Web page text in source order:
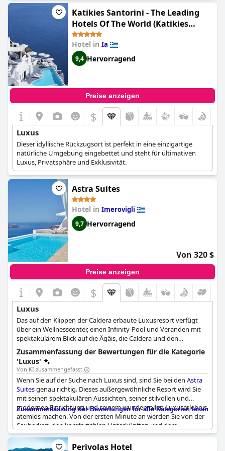
Wellnesseinrichtungen, und viele Villen verfügen über private
Infinity-Pools. Sein Design verbindet nahtlos traditionelle
kykladische Architektur mit zeitgenössischer Eleganz und
natürlichen Materialien.
Katikies Santorini - The Leading
Hotels Of The World (Katikies
Santorini - Pelagos House - The
Leading Hotels Of The World)
Hotel in Ia
9,4 Hervorragend
Preise anzeigen
$
Luxus
Dieser idyllische Rückzugsort ist perfekt in eine einzigartige
natürliche Umgebung eingebettet und steht für ultimativen
Luxus, Privatsphäre und Exklusivität.
Astra Suites
Hotel in Imerovigli
9,7 Hervorragend
Von 320 $
Preise anzeigen
$
Luxus
Das auf den Klippen der Caldera erbaute Luxusresort verfügt
über ein Wellnesscenter, einen Infinity-Pool und Veranden mit
spektakulärem Blick auf die Ägäis, die Caldera und den
Sonnenuntergang.
Zusammenfassung der Bewertungen für die Kategorie
'Luxus'
Von KI zusammengefasst
Wenn Sie auf der Suche nach Luxus sind, sind Sie bei den Astra
Suitesgenau richtig. Dieses außergewöhnliche Resort wird Sie
mit seinen spektakulären Aussichten, seiner stilvollen und
modernen Einrichtung und seinem wundervollen Luxuserlebnis
atemlos machen. Von der ersten Minute an werden Sie von der
Sauberkeit, den komfortablen Unterkünften und dem
phänomenalen Service, der es mit jedem 5-Sterne-Hotel
aufnehmen kann, begeistert sein. Ob Sie einen romantischen
Zusammenfassung der Bewertungen für alle Kategorien lesen
Perivolas Hotel